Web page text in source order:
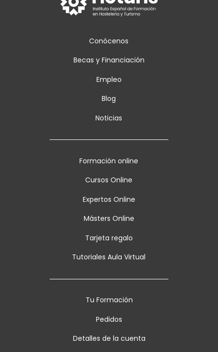
Conócenos
Becas y Financiación
Empleo
Blog
Noticias
Formación online
Cursos Online
Expertos Online
Másters Online
Tarjeta regalo
Tutoriales Aula Virtual
Tu Formación
Pedidos
Detalles de la cuenta